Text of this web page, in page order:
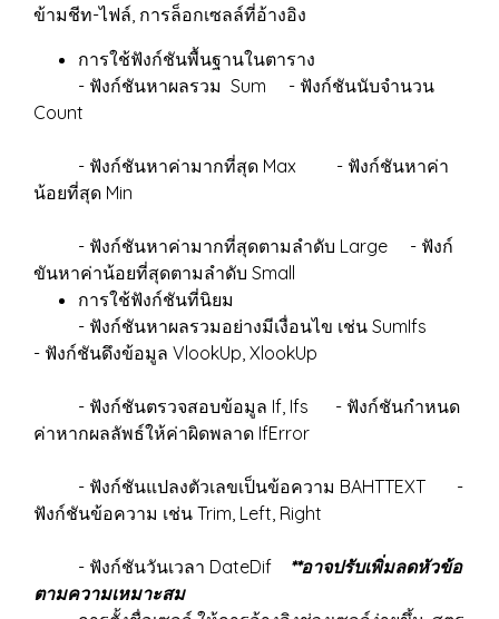
ข้ามชีท-ไฟล์, การล็อกเซลล์ที่อ้างอิง
การใช้ฟังก์ชันพื้นฐานในตาราง
- ฟังก์ชันหาผลรวม Sum - ฟังก์ชันนับจำนวน
Count
- ฟังก์ชันหาค่ามากที่สุด Max - ฟังก์ชันหาค่า
น้อยที่สุด Min
- ฟังก์ชันหาค่ามากที่สุดตามลำดับ Large - ฟังก์
ขันหาค่าน้อยที่สุดตามลำดับ Small
การใช้ฟังก์ชันที่นิยม
- ฟังก์ชันหาผลรวมอย่างมีเงื่อนไข เช่น SumIfs
- ฟังก์ชันดึงข้อมูล VlookUp, XlookUp
- ฟังก์ชันตรวจสอบข้อมูล If, Ifs - ฟังก์ชันกำหนด
ค่าหากผลลัพธ์ให้ค่าผิดพลาด IfError
- ฟังก์ชันแปลงตัวเลขเป็นข้อความ BAHTTEXT -
ฟังก์ชันข้อความ เช่น Trim, Left, Right
- ฟังก์ชันวันเวลา DateDif **อาจปรับเพิ่มลดหัวข้อ
ตามความเหมาะสม